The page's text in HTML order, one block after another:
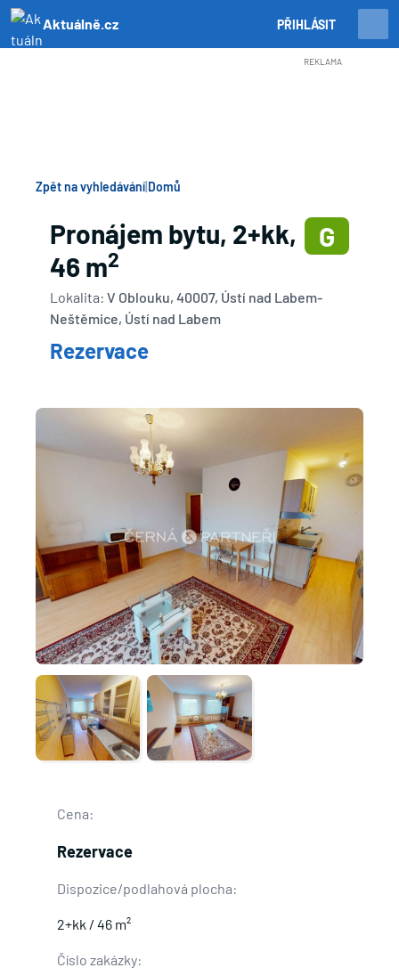
Aktuálně.cz PŘIHLÁSIT
REKLAMA
Zpět na vyhledávání Domů
Pronájem bytu, 2+kk,
46 m2
G
Lokalita: V Oblouku, 40007, Ústí nad Labem-
Neštěmice, Ústí nad Labem
Rezervace
Cena:
Rezervace
Dispozice/podlahová plocha:
2+kk / 46 m²
Číslo zakázky: